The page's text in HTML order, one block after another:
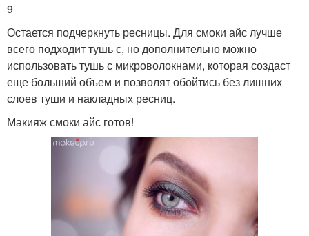
9
Остается подчеркнуть ресницы. Для смоки айс лучше
всего подходит тушь с, но дополнительно можно
использовать тушь с микроволокнами, которая создаст
еще больший объем и позволят обойтись без лишних
слоев туши и накладных ресниц.
Макияж смоки айс готов!